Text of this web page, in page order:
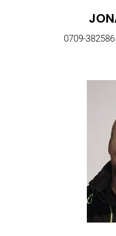
0709-382586